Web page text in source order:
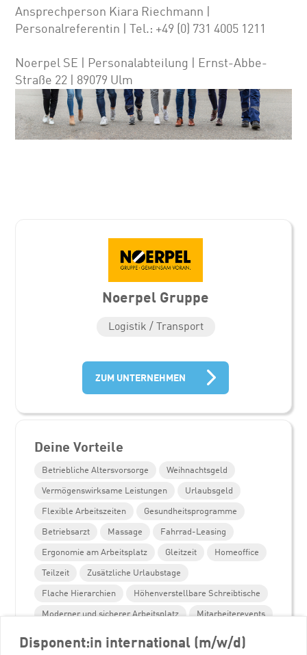
Ansprechperson Kiara Riechmann |
Personalreferentin | Tel.: +49 (0) 731 4005 1211
Noerpel SE | Personalabteilung | Ernst-Abbe-
Straße 22 | 89079 Ulm
Disponent:in international (m/w/d)
Noerpel Gruppe
Logistik / Transport
ZUM UNTERNEHMEN
Deine Vorteile
Betriebliche Altersvorsorge
Weihnachtsgeld
Vermögenswirksame Leistungen
Urlaubsgeld
Flexible Arbeitszeiten
Gesundheitsprogramme
Betriebsarzt
Massage
Fahrrad-Leasing
Ergonomie am Arbeitsplatz
Gleitzeit
Homeoffice
Teilzeit
Zusätzliche Urlaubstage
Flache Hierarchien
Höhenverstellbare Schreibtische
Moderner und sicherer Arbeitsplatz
Mitarbeiterevents
Unterstützung Weiterbildung